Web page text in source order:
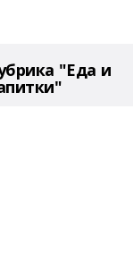
"Еда и